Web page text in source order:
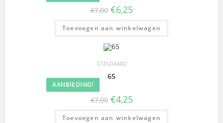
€7,00 €6,25
Toevoegen aan winkelwagen
AANBIEDING!
STANDAARD
65
€7,00 €4,25
Toevoegen aan winkelwagen